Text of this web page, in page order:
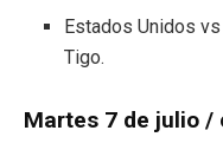
Estados Unidos
Tigo.
Martes 7 de julio /